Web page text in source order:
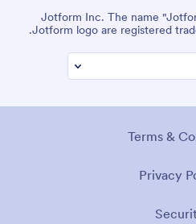
© 2026 Jotform Inc. The name
Jotform logo are registered
Terms &
Privacy